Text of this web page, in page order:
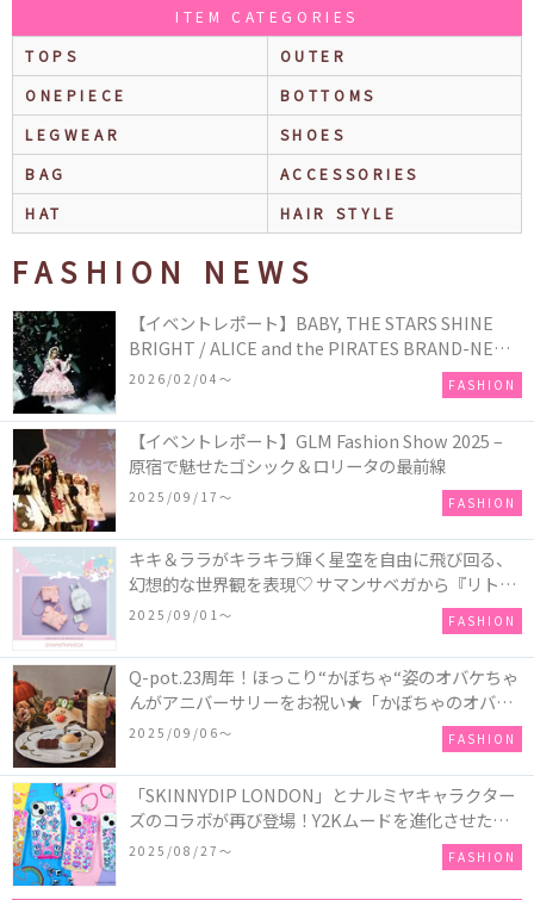
ITEM CATEGORIES
TOPS
OUTER
ONEPIECE
BOTTOMS
LEGWEAR
SHOES
BAG
ACCESSORIES
HAT
HAIR STYLE
FASHION NEWS
【イベントレポート】BABY, THE STARS SHINE
BRIGHT / ALICE and the PIRATES BRAND-NEW
COLLECTION in TOKYO
2026/02/04〜 FASHION
【イベントレポート】GLM Fashion Show 2025 –
原宿で魅せたゴシック＆ロリータの最前線
2025/09/17〜 FASHION
キキ＆ララがキラキラ輝く星空を自由に飛び回る、
幻想的な世界観を表現♡ サマンサベガから『リトル
ツインスターズ』50周年アニバーサリーイヤー』を
2025/09/01〜 FASHION
Q-pot.23周年！ほっこり“かぼちゃ“姿のオバケちゃ
んがアニバーサリーをお祝い★「かぼちゃのオバケ
ーキアクセサリー」が新発売！Q-pot CAFE.では
「かぼちゃのオバケーキプレート」も登場
2025/09/06〜 FASHION
「SKINNYDIP LONDON」とナルミヤキャラクター
ズのコラボが再び登場！Y2Kムードを進化させた新
作コレクションを発売♪
2025/08/27〜 FASHION